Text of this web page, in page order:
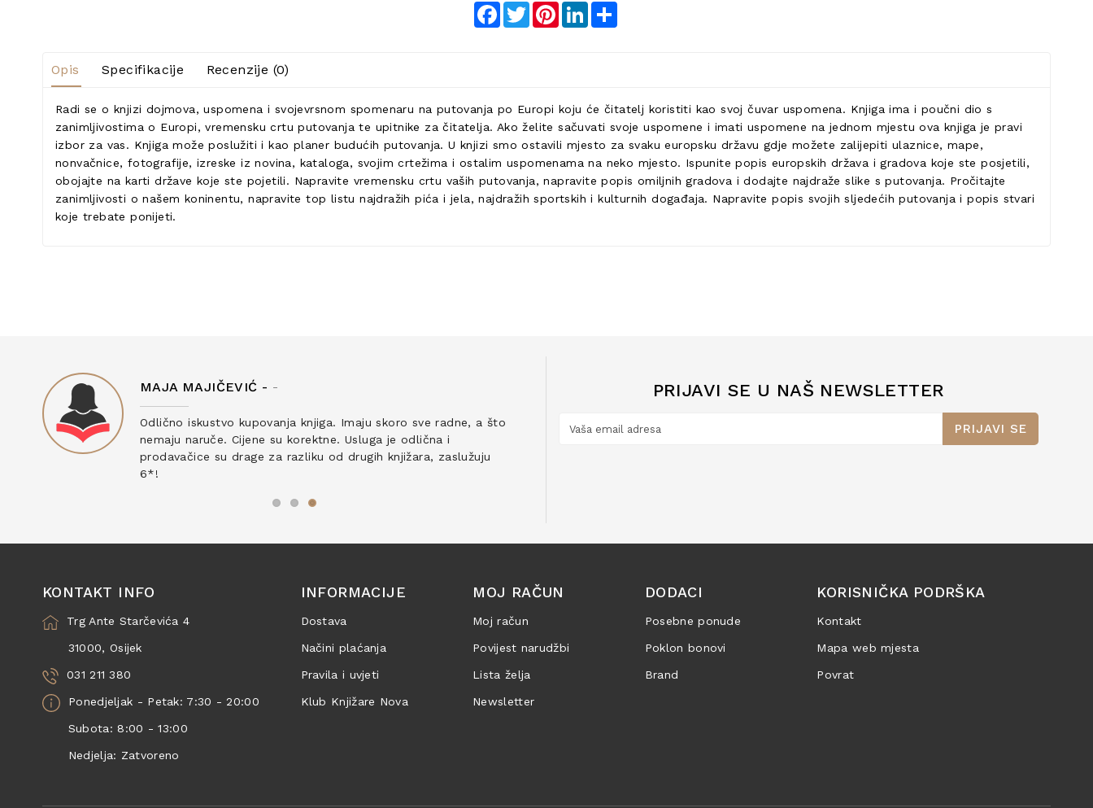
Facebook
TwitterPinterestLinkedIn
Opis Specifikacije Recenzije (0)
Radi se o knjizi dojmova, uspomena i svojevrsnom spomenaru na putovanja po Europi koju će čitatelj koristiti kao svoj čuvar uspomena. Knjiga ima i poučni dio s
zanimljivostima o Europi, vremensku crtu putovanja te upitnike za čitatelja. Ako želite sačuvati svoje uspomene i imati uspomene na jednom mjestu ova knjiga je pravi
izbor za vas. Knjiga može poslužiti i kao planer budućih putovanja. U knjizi smo ostavili mjesto za svaku europsku državu gdje možete zalijepiti ulaznice, mape,
nonvačnice, fotografije, izreske iz novina, kataloga, svojim crtežima i ostalim uspomenama na neko mjesto. Ispunite popis europskih država i gradova koje ste posjetili,
obojajte na karti države koje ste pojetili. Napravite vremensku crtu vaših putovanja, napravite popis omiljnih gradova i dodajte najdraže slike s putovanja. Pročitajte
zanimljivosti o našem koninentu, napravite top listu najdražih pića i jela, najdražih sportskih i kulturnih događaja. Napravite popis svojih sljedećih putovanja i popis stvari
koje trebate ponijeti.
MAJA MAJIČEVIĆ - -
Odlično iskustvo kupovanja knjiga. Imaju skoro sve radne, a što
nemaju naruče. Cijene su korektne. Usluga je odlična i
prodavačice su drage za razliku od drugih knjižara, zaslužuju
6*!
PRIJAVI SE U NAŠ NEWSLETTER
PRIJAVI SE
KONTAKT INFO
Trg Ante Starčevića 4
31000, Osijek
031 211 380
Ponedjeljak - Petak: 7:30 - 20:00
Subota: 8:00 - 13:00
Nedjelja: Zatvoreno
INFORMACIJE
Dostava
Načini plaćanja
Pravila i uvjeti
Klub Knjižare Nova
MOJ RAČUN
Moj račun
Povijest narudžbi
Lista želja
Newsletter
DODACI
Posebne ponude
Poklon bonovi
Brand
KORISNIČKA PODRŠKA
Kontakt
Mapa web mjesta
Povrat